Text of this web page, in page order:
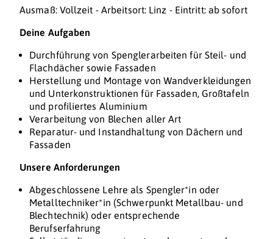
Ausmaß: Vollzeit - Arbeitsort: Linz - Eintritt: ab sofort
Deine Aufgaben
Durchführung von Spenglerarbeiten für Steil- und
Flachdächer sowie Fassaden
Herstellung und Montage von Wandverkleidungen
und Unterkonstruktionen für Fassaden, Großtafeln
und profiliertes Aluminium
Verarbeitung von Blechen aller Art
Reparatur- und Instandhaltung von Dächern und
Fassaden
Unsere Anforderungen
Abgeschlossene Lehre als Spengler*in oder
Metalltechniker*in (Schwerpunkt Metallbau- und
Blechtechnik) oder entsprechende
Berufserfahrung